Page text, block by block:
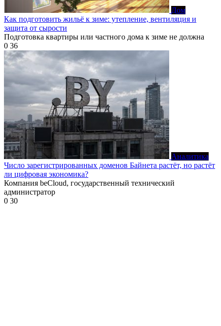
Дом
Как подготовить жильё к зиме: утепление, вентиляция и
защита от сырости
Подготовка квартиры или частного дома к зиме не должна
0 36
Аналитика
Число зарегистрированных доменов Байнета растёт, но растёт
ли цифровая экономика?
Компания beCloud, государственный технический
администратор
0 30